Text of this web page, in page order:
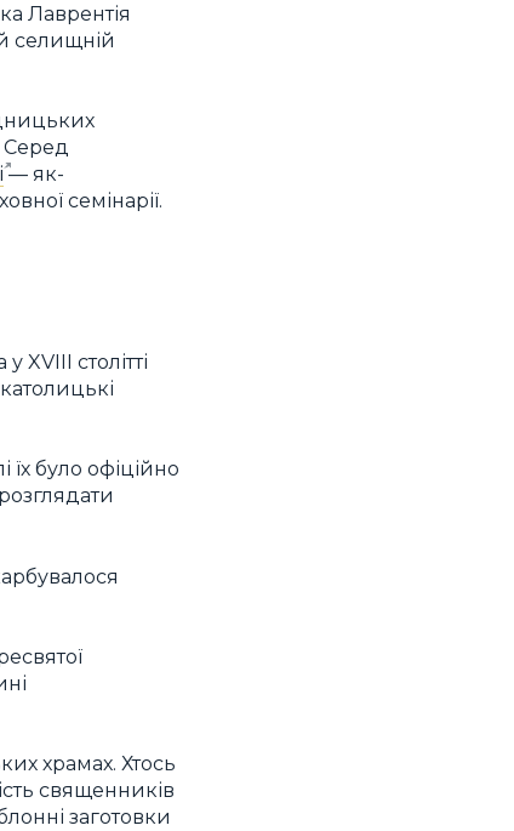
Лаврентія
селищній
Серед
— як-
семінарії.
столітті
їх було офіційно
храмах. Хтось
священників
заготовки